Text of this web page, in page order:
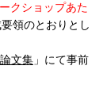
クショップあた
領のとおりとし
文集 」にて事前